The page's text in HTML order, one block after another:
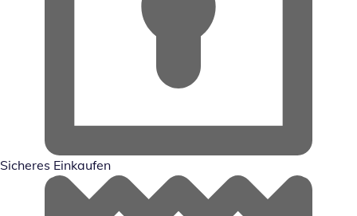
Sicheres Einkaufen